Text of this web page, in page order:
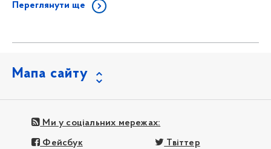
Переглянути ще
Мапа сайту
Ми у соціальних мережах:
Фейсбук Твіттер